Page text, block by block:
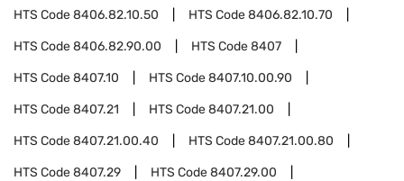
HTS Code8406.82.10.50 HTS Code8406.82.10.70
HTS Code8406.82.90.00 HTS Code8407
HTS Code8407.10 HTS Code8407.10.00.90
HTS Code8407.21 HTS Code8407.21.00
HTS Code8407.21.00.40 HTS Code8407.21.00.80
HTS Code8407.29 HTS Code8407.29.00